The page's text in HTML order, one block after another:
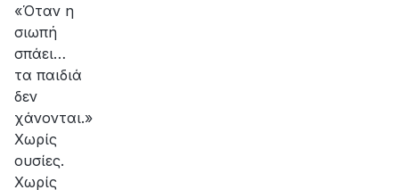
«Όταν η
σιωπή
σπάει…
τα παιδιά
δεν
χάνονται.»
Χωρίς
ουσίες.
Χωρίς